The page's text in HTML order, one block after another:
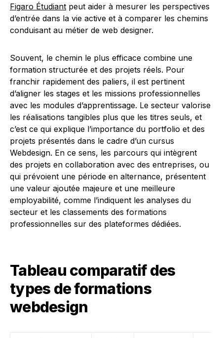
Figaro Étudiant peut aider à mesurer les perspectives
d’entrée dans la vie active et à comparer les chemins
conduisant au métier de web designer.
Souvent, le chemin le plus efficace combine une
formation structurée et des projets réels. Pour
franchir rapidement des paliers, il est pertinent
d’aligner les stages et les missions professionnelles
avec les modules d’apprentissage. Le secteur valorise
les réalisations tangibles plus que les titres seuls, et
c’est ce qui explique l’importance du portfolio et des
projets présentés dans le cadre d’un cursus
Webdesign. En ce sens, les parcours qui intègrent
des projets en collaboration avec des entreprises, ou
qui prévoient une période en alternance, présentent
une valeur ajoutée majeure et une meilleure
employabilité, comme l’indiquent les analyses du
secteur et les classements des formations
professionnelles sur des plateformes dédiées.
Tableau comparatif des
types de formations
webdesign